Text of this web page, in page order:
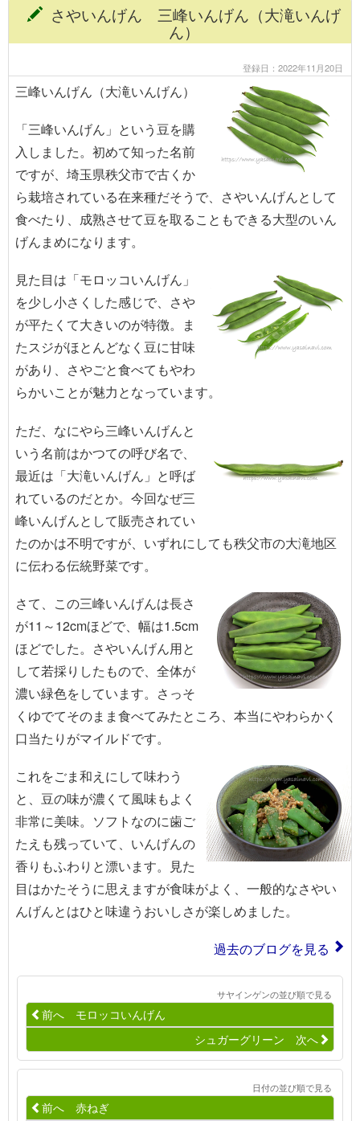
さやいんげん 三峰いんげん（大滝いんげ
ん）
登録日：2022年11月20日
三峰いんげん（大滝いんげん）
「三峰いんげん」という豆を購
入しました。初めて知った名前
ですが、埼玉県秩父市で古くか
ら栽培されている在来種だそうで、さやいんげんとして
食べたり、成熟させて豆を取ることもできる大型のいん
げんまめになります。
見た目は「モロッコいんげん」
を少し小さくした感じで、さや
が平たくて大きいのが特徴。ま
たスジがほとんどなく豆に甘味
があり、さやごと食べてもやわ
らかいことが魅力となっています。
ただ、なにやら三峰いんげんと
いう名前はかつての呼び名で、
最近は「大滝いんげん」と呼ば
れているのだとか。今回なぜ三
峰いんげんとして販売されてい
たのかは不明ですが、いずれにしても秩父市の大滝地区
に伝わる伝統野菜です。
さて、この三峰いんげんは長さ
が11～12cmほどで、幅は1.5cm
ほどでした。さやいんげん用と
して若採りしたもので、全体が
濃い緑色をしています。さっそ
くゆでてそのまま食べてみたところ、本当にやわらかく
口当たりがマイルドです。
これをごま和えにして味わう
と、豆の味が濃くて風味もよく
非常に美味。ソフトなのに歯ご
たえも残っていて、いんげんの
香りもふわりと漂います。見た
目はかたそうに思えますが食味がよく、一般的なさやい
んげんとはひと味違うおいしさが楽しめました。
過去のブログを見る
サヤインゲンの並び順で見る
前へ モロッコいんげん
シュガーグリーン 次へ
日付の並び順で見る
前へ 赤ねぎ